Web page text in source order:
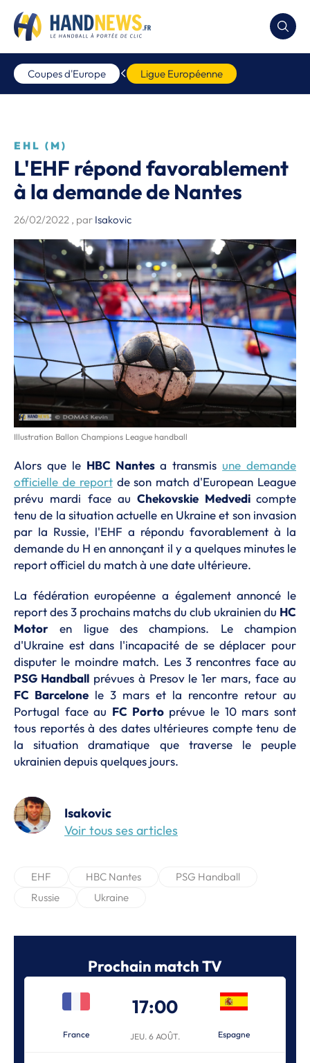
Coupes d'Europe Ligue Européenne
EHL (M)
L'EHF répond favorablement
à la demande de Nantes
26/02/2022 , par Isakovic
Illustration Ballon Champions League handball
Alors que le HBC Nantesa transmis une demande
officielle de reportde son match d'European League
prévu mardi face auChekovskie Medvedicompte
tenu de la situation actuelle en Ukraine et son invasion
par la Russie, l'EHF a répondu favorablement à la
demande du H en annonçant il y a quelques minutes le
report officiel du match à une date ultérieure.
La fédération européenne a également annoncé le
report des 3 prochains matchs du club ukrainien du HC
Motor en ligue des champions. Le champion
d'Ukraine est dans l'incapacité de se déplacer pour
disputer le moindre match. Les 3 rencontres face au
PSG Handballprévues à Presov le 1er mars, face au
FC Barcelone le 3 mars et la rencontre retour au
Portugal face au FC Portoprévue le 10 mars sont
tous reportés à des dates ultérieures compte tenu de
la situation dramatique que traverse le peuple
ukrainien depuis quelques jours.
Isakovic
Voir tous ses articles
EHF HBC Nantes
PSG Handball
Russie
Ukraine
Prochain match TV
France
17:00
JEU. 6 AOÛT. Espagne